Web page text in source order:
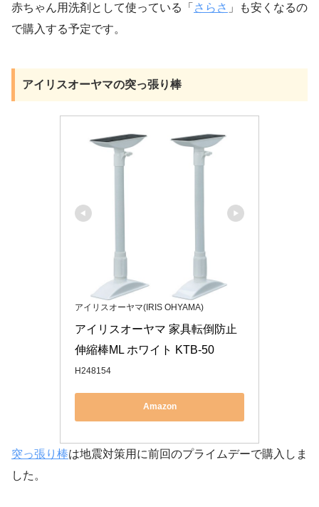
赤ちゃん用洗剤として使っている「 さらさ 」も安くなるの
で購入する予定です。
アイリスオーヤマの突っ張り棒
アイリスオーヤマ(IRIS OHYAMA)
アイリスオーヤマ 家具転倒防止
伸縮棒ML ホワイト KTB-50
H248154
Amazon
突っ張り棒は地震対策用に前回のプライムデーで購入しま
した。